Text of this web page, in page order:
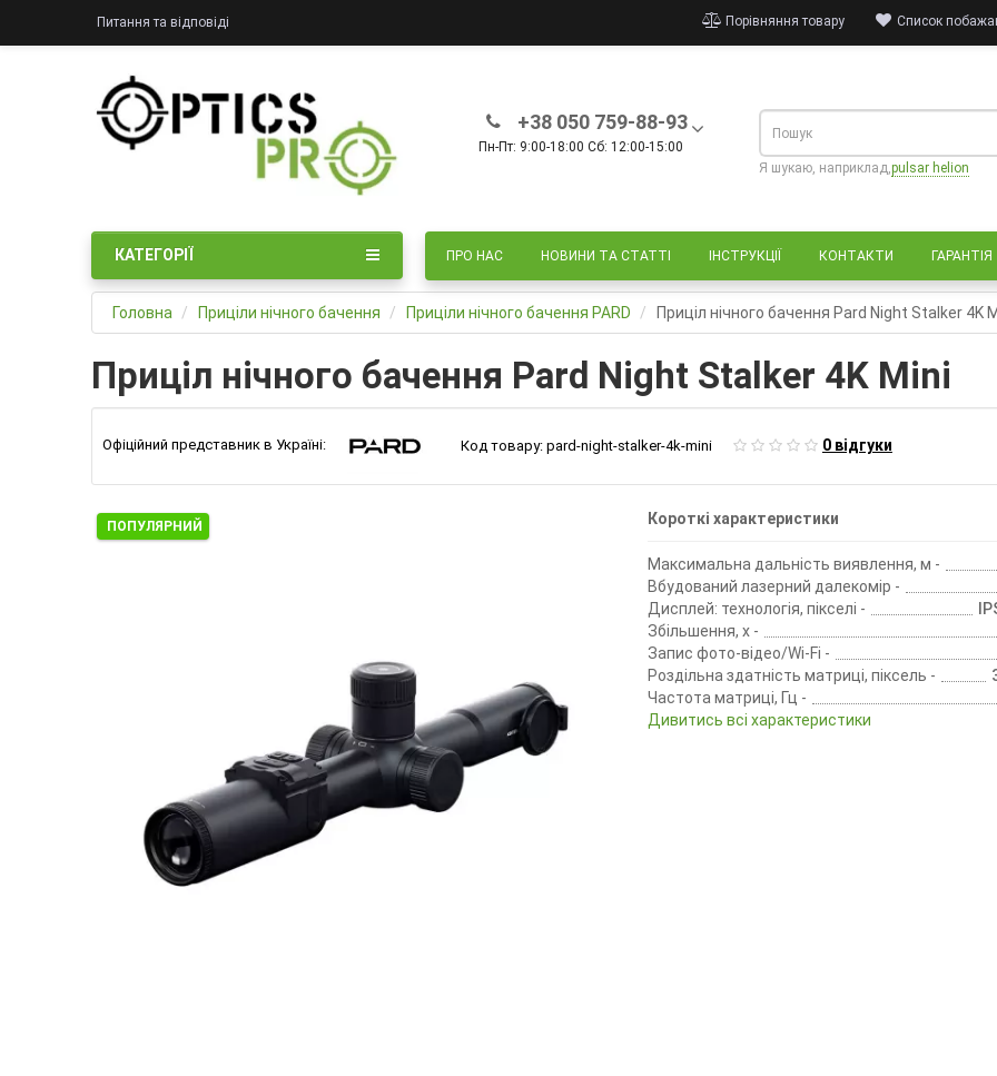
Питання та відповіді Список
Порівняння товару
+38 050 759-88-93
Пн-Пт: 9:00-18:00 Сб: 12:00-15:00
Я шукаю, наприклад,pulsar helion
ПРО НАС НОВИНИ ТА СТАТТІ ІНСТРУКЦІЇ КОНТАКТИ
КАТЕГОРІЇ
Головна Приціли нічного бачення Приціли нічного бачення PARD Приціл нічного бачення Pard Night Stalker 4K
Приціл нічного бачення Pard Night Stalker 4K Mini
Офіційний представник в Україні: Код товару: pard-night-stalker-4k-mini 0 відгуки
ПОПУЛЯРНИЙ Короткі характеристики
Максимальна дальність виявлення, м -
Вбудований лазерний далекомір -
Дисплей: технологія, пікселі -
Збільшення, х -
Запис фото-відео/Wi-Fi -
Роздільна здатність матриці, піксель -
Частота матриці, Гц -
Дивитись всі характеристики